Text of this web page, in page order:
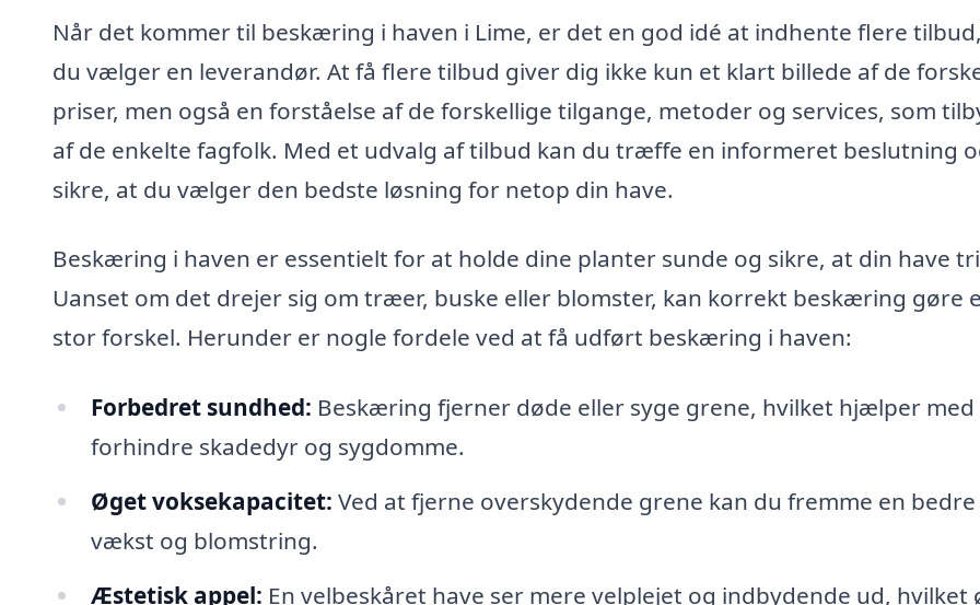
Når det kommer til beskæring i haven i Lime, er det en god idé at indhente flere
du vælger en leverandør. At få flere tilbud giver dig ikke kun et klart billede af de
priser, men også en forståelse af de forskellige tilgange, metoder og services, som
af de enkelte fagfolk. Med et udvalg af tilbud kan du træffe en informeret beslutning
sikre, at du vælger den bedste løsning for netop din have.
Beskæring i haven er essentielt for at holde dine planter sunde og sikre, at din have
Uanset om det drejer sig om træer, buske eller blomster, kan korrekt beskæring gøre
stor forskel. Herunder er nogle fordele ved at få udført beskæring i haven:
Forbedret sundhed: Beskæring fjerner døde eller syge grene, hvilket hjælper med
forhindre skadedyr og sygdomme.
Øget voksekapacitet: Ved at fjerne overskydende grene kan du fremme en bedre
vækst og blomstring.
Æstetisk appel: En velbeskåret have ser mere velplejet og indbydende ud, hvilket